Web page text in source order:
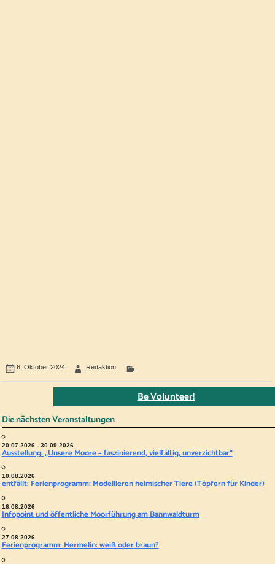
6. Oktober 2024 Redaktion
Be Volunteer!
Die nächsten Veranstaltungen
20.07.2026 - 30.09.2026
Ausstellung: „Unsere Moore – faszinierend, vielfältig, unverzichtbar“
10.08.2026
entfällt: Ferienprogramm: Modellieren heimischer Tiere (Töpfern für Kinder)
16.08.2026
Infopoint und öffentliche Moorführung am Bannwaldturm
27.08.2026
Ferienprogramm: Hermelin: weiß oder braun?